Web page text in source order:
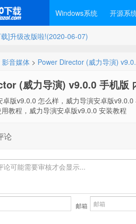
Windows系统 开源系
]升级改版啦!(2020-06-07)
影音媒体 > Power Director (威力导演)
(威力导演) v9.0.0 手机版
卓版v9.0.0 怎么样，威力导演安卓版
教程，威力导演安卓版v9.0.0 安装教程
论
邮箱